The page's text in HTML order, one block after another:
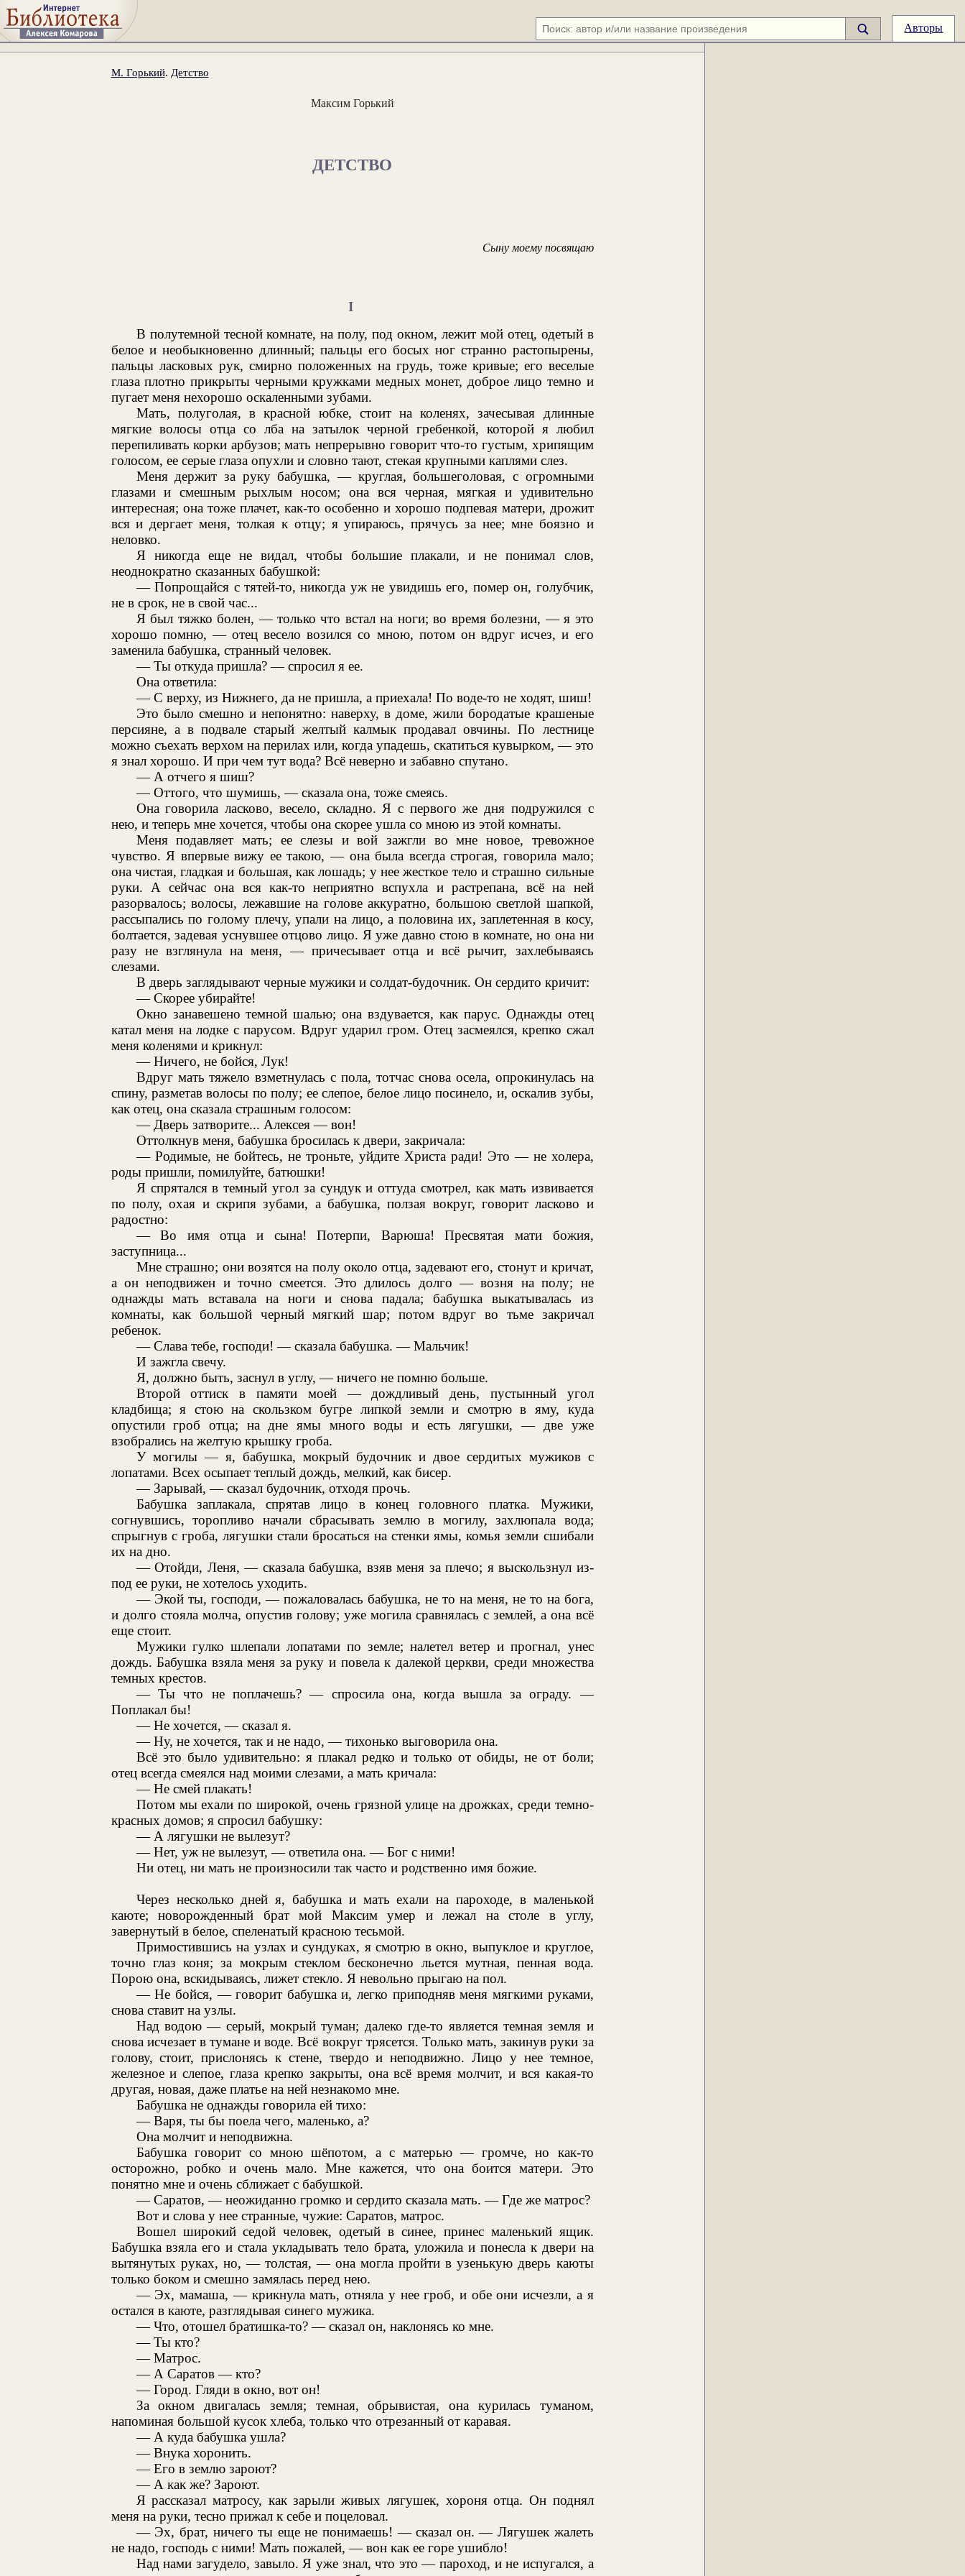
Авторы
М. Горький. Детство
Максим Горький
ДЕТСТВО
Сыну моему посвящаю
I
В полутемной тесной комнате, на полу, под окном, лежит мой отец, одетый в
белое и необыкновенно длинный; пальцы его босых ног странно растопырены,
пальцы ласковых рук, смирно положенных на грудь, тоже кривые; его веселые
глаза плотно прикрыты черными кружками медных монет, доброе лицо темно и
пугает меня нехорошо оскаленными зубами.
Мать, полуголая, в красной юбке, стоит на коленях, зачесывая длинные
мягкие волосы отца со лба на затылок черной гребенкой, которой я любил
перепиливать корки арбузов; мать непрерывно говорит что-то густым, хрипящим
голосом, ее серые глаза опухли и словно тают, стекая крупными каплями слез.
Меня держит за руку бабушка, — круглая, большеголовая, с огромными
глазами и смешным рыхлым носом; она вся черная, мягкая и удивительно
интересная; она тоже плачет, как-то особенно и хорошо подпевая матери, дрожит
вся и дергает меня, толкая к отцу; я упираюсь, прячусь за нее; мне боязно и
неловко.
Я никогда еще не видал, чтобы большие плакали, и не понимал слов,
неоднократно сказанных бабушкой:
— Попрощайся с тятей-то, никогда уж не увидишь его, помер он, голубчик,
не в срок, не в свой час...
Я был тяжко болен, — только что встал на ноги; во время болезни, — я это
хорошо помню, — отец весело возился со мною, потом он вдруг исчез, и его
заменила бабушка, странный человек.
— Ты откуда пришла? — спросил я ее.
Она ответила:
— С верху, из Нижнего, да не пришла, а приехала! По воде-то не ходят, шиш!
Это было смешно и непонятно: наверху, в доме, жили бородатые крашеные
персияне, а в подвале старый желтый калмык продавал овчины. По лестнице
можно съехать верхом на перилах или, когда упадешь, скатиться кувырком, — это
я знал хорошо. И при чем тут вода? Всё неверно и забавно спутано.
— А отчего я шиш?
— Оттого, что шумишь, — сказала она, тоже смеясь.
Она говорила ласково, весело, складно. Я с первого же дня подружился с
нею, и теперь мне хочется, чтобы она скорее ушла со мною из этой комнаты.
Меня подавляет мать; ее слезы и вой зажгли во мне новое, тревожное
чувство. Я впервые вижу ее такою, — она была всегда строгая, говорила мало;
она чистая, гладкая и большая, как лошадь; у нее жесткое тело и страшно сильные
руки. А сейчас она вся как-то неприятно вспухла и растрепана, всё на ней
разорвалось; волосы, лежавшие на голове аккуратно, большою светлой шапкой,
рассыпались по голому плечу, упали на лицо, а половина их, заплетенная в косу,
болтается, задевая уснувшее отцово лицо. Я уже давно стою в комнате, но она ни
разу не взглянула на меня, — причесывает отца и всё рычит, захлебываясь
слезами.
В дверь заглядывают черные мужики и солдат-будочник. Он сердито кричит:
— Скорее убирайте!
Окно занавешено темной шалью; она вздувается, как парус. Однажды отец
катал меня на лодке с парусом. Вдруг ударил гром. Отец засмеялся, крепко сжал
меня коленями и крикнул:
— Ничего, не бойся, Лук!
Вдруг мать тяжело взметнулась с пола, тотчас снова осела, опрокинулась на
спину, разметав волосы по полу; ее слепое, белое лицо посинело, и, оскалив зубы,
как отец, она сказала страшным голосом:
— Дверь затворите... Алексея — вон!
Оттолкнув меня, бабушка бросилась к двери, закричала:
— Родимые, не бойтесь, не троньте, уйдите Христа ради! Это — не холера,
роды пришли, помилуйте, батюшки!
Я спрятался в темный угол за сундук и оттуда смотрел, как мать извивается
по полу, охая и скрипя зубами, а бабушка, ползая вокруг, говорит ласково и
радостно:
— Во имя отца и сына! Потерпи, Варюша! Пресвятая мати божия,
заступница...
Мне страшно; они возятся на полу около отца, задевают его, стонут и кричат,
а он неподвижен и точно смеется. Это длилось долго — возня на полу; не
однажды мать вставала на ноги и снова падала; бабушка выкатывалась из
комнаты, как большой черный мягкий шар; потом вдруг во тьме закричал
ребенок.
— Слава тебе, господи! — сказала бабушка. — Мальчик!
И зажгла свечу.
Я, должно быть, заснул в углу, — ничего не помню больше.
Второй оттиск в памяти моей — дождливый день, пустынный угол
кладбища; я стою на скользком бугре липкой земли и смотрю в яму, куда
опустили гроб отца; на дне ямы много воды и есть лягушки, — две уже
взобрались на желтую крышку гроба.
У могилы — я, бабушка, мокрый будочник и двое сердитых мужиков с
лопатами. Всех осыпает теплый дождь, мелкий, как бисер.
— Зарывай, — сказал будочник, отходя прочь.
Бабушка заплакала, спрятав лицо в конец головного платка. Мужики,
согнувшись, торопливо начали сбрасывать землю в могилу, захлюпала вода;
спрыгнув с гроба, лягушки стали бросаться на стенки ямы, комья земли сшибали
их на дно.
— Отойди, Леня, — сказала бабушка, взяв меня за плечо; я выскользнул из-
под ее руки, не хотелось уходить.
— Экой ты, господи, — пожаловалась бабушка, не то на меня, не то на бога,
и долго стояла молча, опустив голову; уже могила сравнялась с землей, а она всё
еще стоит.
Мужики гулко шлепали лопатами по земле; налетел ветер и прогнал, унес
дождь. Бабушка взяла меня за руку и повела к далекой церкви, среди множества
темных крестов.
— Ты что не поплачешь? — спросила она, когда вышла за ограду. —
Поплакал бы!
— Не хочется, — сказал я.
— Ну, не хочется, так и не надо, — тихонько выговорила она.
Всё это было удивительно: я плакал редко и только от обиды, не от боли;
отец всегда смеялся над моими слезами, а мать кричала:
— Не смей плакать!
Потом мы ехали по широкой, очень грязной улице на дрожках, среди темно-
красных домов; я спросил бабушку:
— А лягушки не вылезут?
— Нет, уж не вылезут, — ответила она. — Бог с ними!
Ни отец, ни мать не произносили так часто и родственно имя божие.
Через несколько дней я, бабушка и мать ехали на пароходе, в маленькой
каюте; новорожденный брат мой Максим умер и лежал на столе в углу,
завернутый в белое, спеленатый красною тесьмой.
Примостившись на узлах и сундуках, я смотрю в окно, выпуклое и круглое,
точно глаз коня; за мокрым стеклом бесконечно льется мутная, пенная вода.
Порою она, вскидываясь, лижет стекло. Я невольно прыгаю на пол.
— Не бойся, — говорит бабушка и, легко приподняв меня мягкими руками,
снова ставит на узлы.
Над водою — серый, мокрый туман; далеко где-то является темная земля и
снова исчезает в тумане и воде. Всё вокруг трясется. Только мать, закинув руки за
голову, стоит, прислонясь к стене, твердо и неподвижно. Лицо у нее темное,
железное и слепое, глаза крепко закрыты, она всё время молчит, и вся какая-то
другая, новая, даже платье на ней незнакомо мне.
Бабушка не однажды говорила ей тихо:
— Варя, ты бы поела чего, маленько, а?
Она молчит и неподвижна.
Бабушка говорит со мною шёпотом, а с матерью — громче, но как-то
осторожно, робко и очень мало. Мне кажется, что она боится матери. Это
понятно мне и очень сближает с бабушкой.
— Саратов, — неожиданно громко и сердито сказала мать. — Где же матрос?
Вот и слова у нее странные, чужие: Саратов, матрос.
Вошел широкий седой человек, одетый в синее, принес маленький ящик.
Бабушка взяла его и стала укладывать тело брата, уложила и понесла к двери на
вытянутых руках, но, — толстая, — она могла пройти в узенькую дверь каюты
только боком и смешно замялась перед нею.
— Эх, мамаша, — крикнула мать, отняла у нее гроб, и обе они исчезли, а я
остался в каюте, разглядывая синего мужика.
— Что, отошел братишка-то? — сказал он, наклонясь ко мне.
— Ты кто?
— Матрос.
— А Саратов — кто?
— Город. Гляди в окно, вот он!
За окном двигалась земля; темная, обрывистая, она курилась туманом,
напоминая большой кусок хлеба, только что отрезанный от каравая.
— А куда бабушка ушла?
— Внука хоронить.
— Его в землю зароют?
— А как же? Зароют.
Я рассказал матросу, как зарыли живых лягушек, хороня отца. Он поднял
меня на руки, тесно прижал к себе и поцеловал.
— Эх, брат, ничего ты еще не понимаешь! — сказал он. — Лягушек жалеть
не надо, господь с ними! Мать пожалей, — вон как ее горе ушибло!
Над нами загудело, завыло. Я уже знал, что это — пароход, и не испугался, а